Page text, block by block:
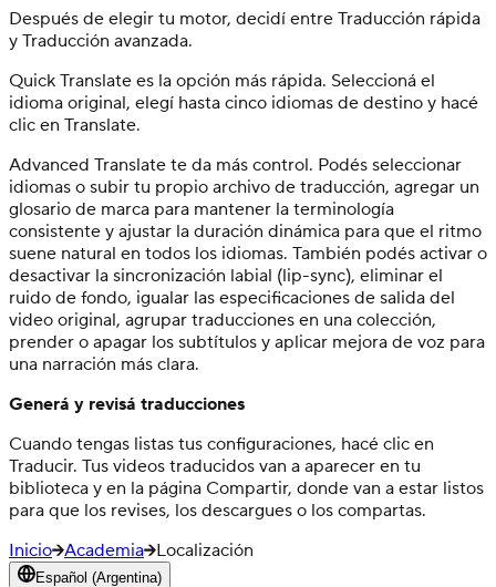
Después de elegir tu motor, decidí entre Traducción rápida
y Traducción avanzada.
Quick Translate es la opción más rápida. Seleccioná el
idioma original, elegí hasta cinco idiomas de destino y hacé
clic en Translate.
Advanced Translate te da más control. Podés seleccionar
idiomas o subir tu propio archivo de traducción, agregar un
glosario de marca para mantener la terminología
consistente y ajustar la duración dinámica para que el ritmo
suene natural en todos los idiomas. También podés activar o
desactivar la sincronización labial (lip-sync), eliminar el
ruido de fondo, igualar las especificaciones de salida del
video original, agrupar traducciones en una colección,
prender o apagar los subtítulos y aplicar mejora de voz para
una narración más clara.
Generá y revisá traducciones
Cuando tengas listas tus configuraciones, hacé clic en
Traducir. Tus videos traducidos van a aparecer en tu
biblioteca y en la página Compartir, donde van a estar listos
para que los revises, los descargues o los compartas.
Inicio Academia Localización
Español (Argentina)